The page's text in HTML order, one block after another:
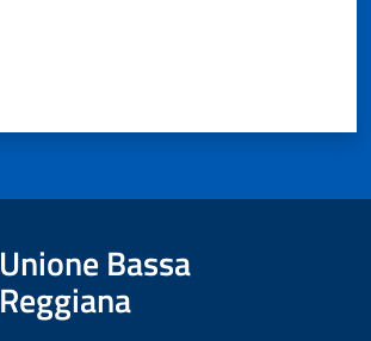
Unione Bassa
Reggiana